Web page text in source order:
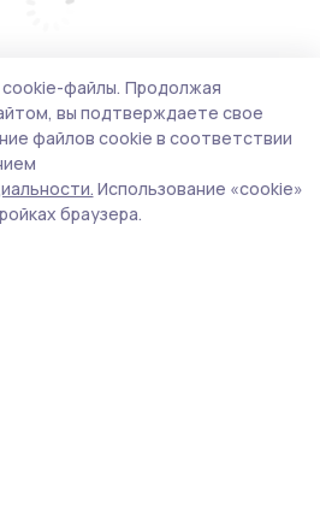
файлы. Продолжая
вы подтверждаете свое
файлов cookie в соответствии
Использование «cookie»
браузера.